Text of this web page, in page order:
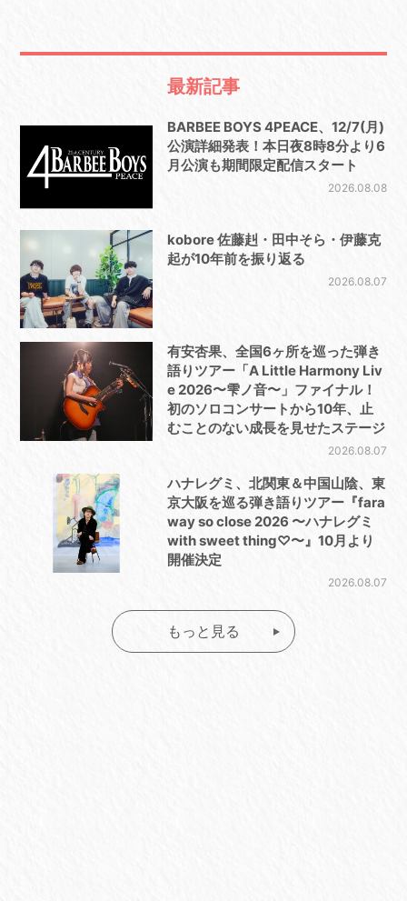
最新記事
BARBEE BOYS 4PEACE、12/7(月)
公演詳細発表！本日夜8時8分より6
月公演も期間限定配信スタート
2026.08.08
kobore 佐藤赳・田中そら・伊藤克
起が10年前を振り返る
2026.08.07
有安杏果、全国6ヶ所を巡った弾き
語りツアー「A Little Harmony Liv
e 2026〜雫ノ音〜」ファイナル！
初のソロコンサートから10年、止
むことのない成長を見せたステージ
2026.08.07
ハナレグミ、北関東＆中国山陰、東
京大阪を巡る弾き語りツアー『fara
way so close 2026 〜ハナレグミ
with sweet thing♡〜』10月より
開催決定
2026.08.07
もっと見る